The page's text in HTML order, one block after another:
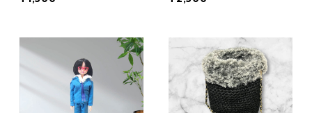
スカート他